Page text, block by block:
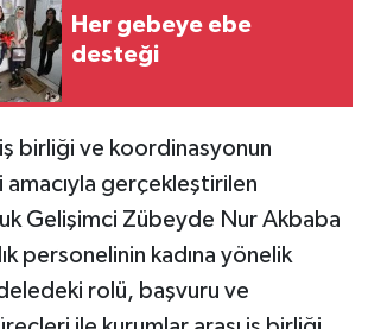
Her gebeye ebe
desteği
iş birliği ve koordinasyonun
gerçekleştirilen
Gelişimci Zübeyde Nur Akbaba
personelinin kadına yönelik
rolü, başvuru ve